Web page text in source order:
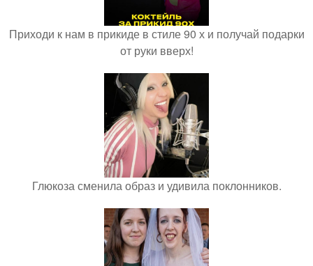
Приходи к нам в прикиде в стиле 90 х и получай подарки
от руки вверх!
Глюкоза сменила образ и удивила поклонников.